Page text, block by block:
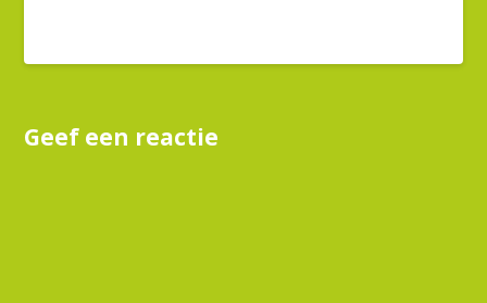
Geef een reactie